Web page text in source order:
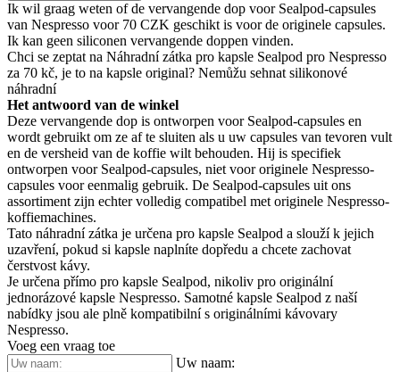
Ik wil graag weten of de vervangende dop voor Sealpod-capsules
van Nespresso voor 70 CZK geschikt is voor de originele capsules.
Ik kan geen siliconen vervangende doppen vinden.
Chci se zeptat na Náhradní zátka pro kapsle Sealpod pro Nespresso
za 70 kč, je to na kapsle original? Nemůžu sehnat silikonové
náhradní
Het antwoord van de winkel
Deze vervangende dop is ontworpen voor Sealpod-capsules en
wordt gebruikt om ze af te sluiten als u uw capsules van tevoren vult
en de versheid van de koffie wilt behouden. Hij is specifiek
ontworpen voor Sealpod-capsules, niet voor originele Nespresso-
capsules voor eenmalig gebruik. De Sealpod-capsules uit ons
assortiment zijn echter volledig compatibel met originele Nespresso-
koffiemachines.
Tato náhradní zátka je určena pro kapsle Sealpod a slouží k jejich
uzavření, pokud si kapsle naplníte dopředu a chcete zachovat
čerstvost kávy.
Je určena přímo pro kapsle Sealpod, nikoliv pro originální
jednorázové kapsle Nespresso. Samotné kapsle Sealpod z naší
nabídky jsou ale plně kompatibilní s originálními kávovary
Nespresso.
Voeg een vraag toe
Uw naam: